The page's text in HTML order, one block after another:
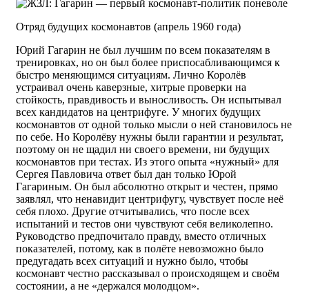
Отряд будущих космонавтов (апрель 1960 года)
Юрий Гагарин не был лучшим по всем показателям в
тренировках, но он был более приспосабливающимся к
быстро меняющимся ситуациям. Лично Королёв
устраивал очень каверзные, хитрые проверки на
стойкость, правдивость и выносливость. Он испытывал
всех кандидатов на центрифуге. У многих будущих
космонавтов от одной только мысли о ней становилось не
по себе. Но Королёву нужны были гарантии и результат,
поэтому он не щадил ни своего времени, ни будущих
космонавтов при тестах. Из этого опыта «нужный» для
Сергея Павловича ответ был дан только Юрой
Гагариным. Он был абсолютно открыт и честен, прямо
заявлял, что ненавидит центрифугу, чувствует после неё
себя плохо. Другие отчитывались, что после всех
испытаний и тестов они чувствуют себя великолепно.
Руководство предпочитало правду, вместо отличных
показателей, потому, как в полёте невозможно было
предугадать всех ситуаций и нужно было, чтобы
космонавт честно рассказывал о происходящем и своём
состоянии, а не «держался молодцом».